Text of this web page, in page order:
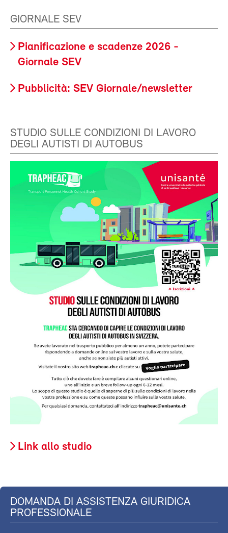
GIORNALE SEV
Pianificazione e scadenze 2026 -
Giornale SEV
Pubblicità: SEV Giornale/newsletter
STUDIO SULLE CONDIZIONI DI LAVORO
DEGLI AUTISTI DI AUTOBUS
Link allo studio
DOMANDA DI ASSISTENZA GIURIDICA
PROFESSIONALE